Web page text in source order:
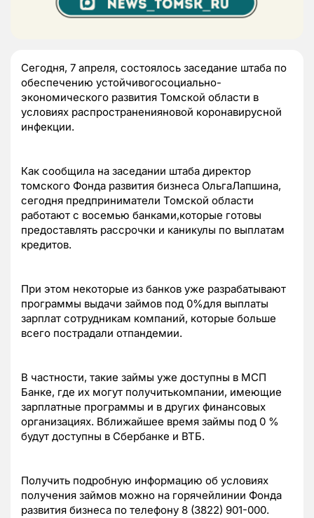
Сегодня, 7 апреля, состоялось заседание штаба по
обеспечению устойчивогосоциально-
экономического развития Томской области в
условиях распространенияновой коронавирусной
инфекции.
Как сообщила на заседании штаба директор
томского Фонда развития бизнеса ОльгаЛапшина,
сегодня предприниматели Томской области
работают с восемью банками,которые готовы
предоставлять рассрочки и каникулы по выплатам
кредитов.
При этом некоторые из банков уже разрабатывают
программы выдачи займов под 0%для выплаты
зарплат сотрудникам компаний, которые больше
всего пострадали отпандемии.
В частности, такие займы уже доступны в МСП
Банке, где их могут получитькомпании, имеющие
зарплатные программы и в других финансовых
организациях. Вближайшее время займы под 0 %
будут доступны в Сбербанке и ВТБ.
Получить подробную информацию об условиях
получения займов можно на горячейлинии Фонда
развития бизнеса по телефону 8 (3822) 901-000.